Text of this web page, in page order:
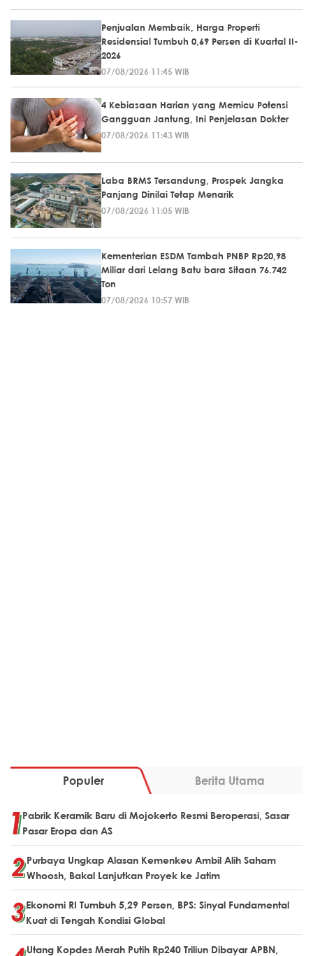
Penjualan Membaik, Harga Properti
Residensial Tumbuh 0,69 Persen di Kuartal II-
2026
07/08/2026 11:45 WIB
4 Kebiasaan Harian yang Memicu Potensi
Gangguan Jantung, Ini Penjelasan Dokter
07/08/2026 11:43 WIB
Laba BRMS Tersandung, Prospek Jangka
Panjang Dinilai Tetap Menarik
07/08/2026 11:05 WIB
Kementerian ESDM Tambah PNBP Rp20,98
Miliar dari Lelang Batu bara Sitaan 76.742
Ton
07/08/2026 10:57 WIB
Populer Berita Utama
Pabrik Keramik Baru di Mojokerto Resmi Beroperasi, Sasar
Pasar Eropa dan AS
Purbaya Ungkap Alasan Kemenkeu Ambil Alih Saham
Whoosh, Bakal Lanjutkan Proyek ke Jatim
Ekonomi RI Tumbuh 5,29 Persen, BPS: Sinyal Fundamental
Kuat di Tengah Kondisi Global
Utang Kopdes Merah Putih Rp240 Triliun Dibayar APBN,